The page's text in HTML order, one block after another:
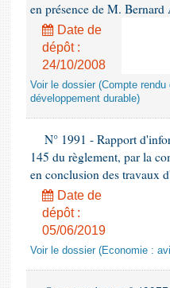
en présence de M.
Date de
dépôt :
24/10/2008
Voir le dossier (Compte
développement durable)
N° 1991 - Rapport
145 du règlement, par la
en conclusion des travaux
Date de
dépôt :
05/06/2019
Voir le dossier (Economie :